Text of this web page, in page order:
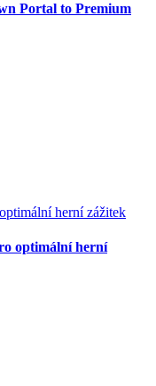
Portal to Premium
herní zážitek
optimální herní